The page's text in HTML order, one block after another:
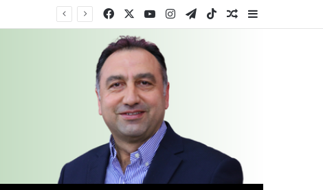
FacebookYouTubeInstagram
TelegramTikTokRastgele Makale
Kenar